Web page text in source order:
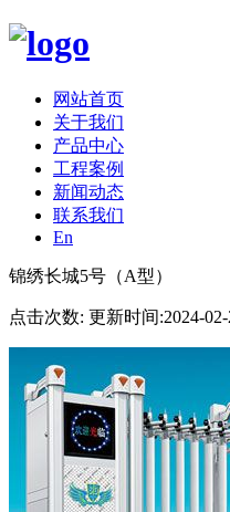
网站首页
关于我们
产品中心
工程案例
新闻动态
联系我们
En
锦绣长城5号（A型）
点击次数: 更新时间:2024-02-